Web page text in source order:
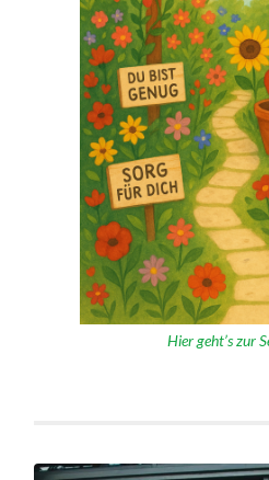
Hier geht’s zur